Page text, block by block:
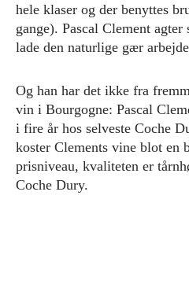
hele klaser og der benyttes
gange). Pascal Clement agter
lade den naturlige gær
Og han har det ikke fra
vin i Bourgogne: Pascal
i fire år hos selveste Coche
koster Clements vine blot en
prisniveau, kvaliteten er
Coche Dury.